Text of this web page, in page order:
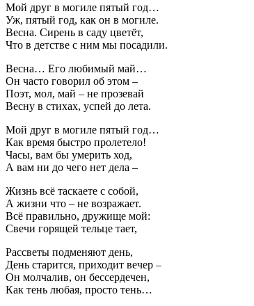
Мой друг в могиле пятый год…
Уж, пятый год, как он в могиле.
Весна. Сирень в саду цветёт,
Что в детстве с ним мы посадили.
Весна… Его любимый май…
Он часто говорил об этом –
Поэт, мол, май – не прозевай
Весну в стихах, успей до лета.
Мой друг в могиле пятый год…
Как время быстро пролетело!
Часы, вам бы умерить ход,
А вам ни до чего нет дела –
Жизнь всё таскаете с собой,
А жизни что – не возражает.
Всё правильно, дружище мой:
Свечи горящей тельце тает,
Рассветы подменяют день,
День старится, приходит вечер –
Он молчалив, он бессердечен,
Как тень любая, просто тень…